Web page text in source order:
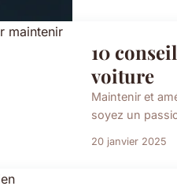
10
voiture
Maintenir et
soyez un
20 janvier 2025